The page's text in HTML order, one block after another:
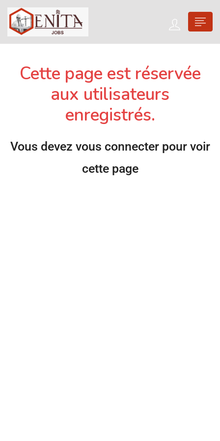
Cette page est réservée
aux utilisateurs
enregistrés.
Vous devez vous connecter pour voir
cette page